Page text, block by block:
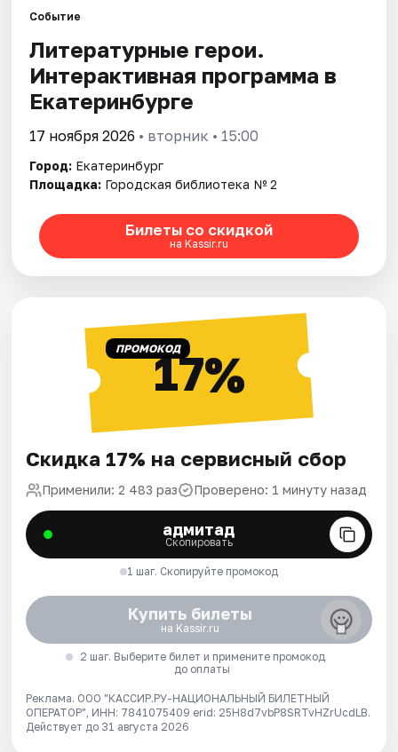
Города
Площадки
Артисты
Рейтинги
Событие
Литературные герои.
Интерактивная программа в
Екатеринбурге
17 ноября 2026 • вторник • 15:00
Город: Екатеринбург
Площадка: Городская библиотека № 2
Билеты со скидкой
на Kassir.ru
ПРОМОКОД17%
Скидка 17% на сервисный сбор
Применили: 2 483 раз Проверено: 1 минуту назад
адмитад
Скопировать
1 шаг. Скопируйте промокод
Купить билеты
на Kassir.ru
2 шаг. Выберите билет и примените промокод
до оплаты
Реклама. ООО "КАССИР.РУ-НАЦИОНАЛЬНЫЙ БИЛЕТНЫЙ
ОПЕРАТОР", ИНН: 7841075409 erid: 25H8d7vbP8SRTvHZrUcdLB.
Действует до 31 августа 2026